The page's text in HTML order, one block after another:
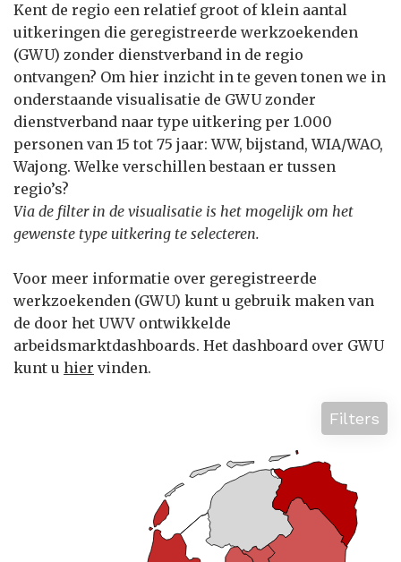
Kent de regio een relatief groot of klein aantal
uitkeringen die geregistreerde werkzoekenden
(GWU) zonder dienstverband in de regio
ontvangen? Om hier inzicht in te geven tonen we in
onderstaande visualisatie de GWU zonder
dienstverband naar type uitkering per 1.000
personen van 15 tot 75 jaar: WW, bijstand, WIA/WAO,
Wajong. Welke verschillen bestaan er tussen
regio’s?
Via de filter in de visualisatie is het mogelijk om het
gewenste type uitkering te selecteren.
Voor meer informatie over geregistreerde
werkzoekenden (GWU) kunt u gebruik maken van
de door het UWV ontwikkelde
arbeidsmarktdashboards. Het dashboard over GWU
kunt u hier vinden.
Filters